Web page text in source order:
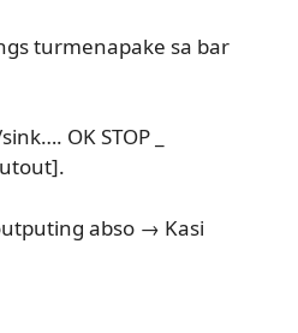
turmenapake sa bar
OK STOP _
abso → Kasi